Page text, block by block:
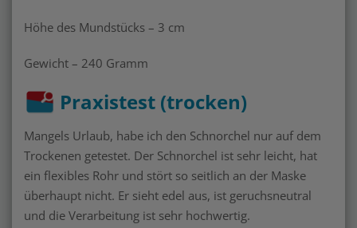
Höhe des Mundstücks – 3 cm
Gewicht – 240 Gramm
Praxistest (trocken)
Mangels Urlaub, habe ich den Schnorchel nur auf dem
Trockenen getestet. Der Schnorchel ist sehr leicht, hat
ein flexibles Rohr und stört so seitlich an der Maske
überhaupt nicht. Er sieht edel aus, ist geruchsneutral
und die Verarbeitung ist sehr hochwertig.